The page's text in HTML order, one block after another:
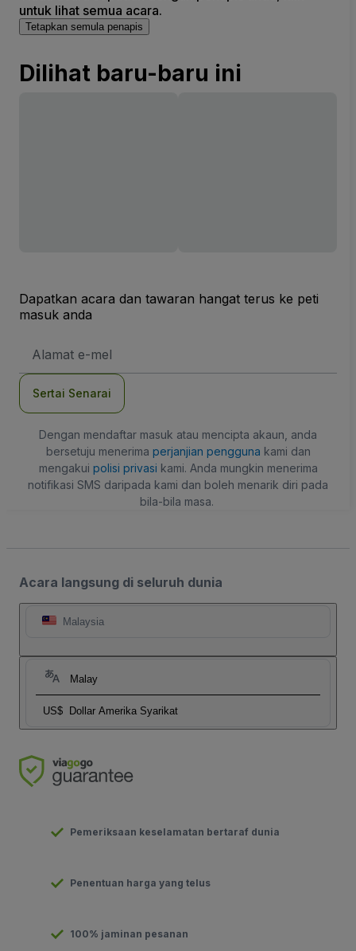
untuk lihat semua acara.
Tetapkan semula penapis
Dilihat baru-baru ini
Dapatkan acara dan tawaran hangat terus ke peti
masuk anda
E-
Sertai Senarai
Dengan mendaftar masuk atau mencipta akaun, anda
bersetuju menerima perjanjian pengguna kami dan
mengakui polisi privasi kami. Anda mungkin menerima
notifikasi SMS daripada kami dan boleh menarik diri pada
bila-bila masa.
Acara langsung di seluruh dunia
Malaysia
Malay
US$ Dollar Amerika Syarikat
Pemeriksaan keselamatan bertaraf dunia
Penentuan harga yang telus
100% jaminan pesanan